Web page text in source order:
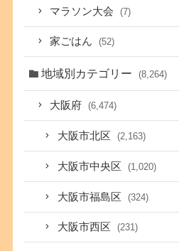
マラソン大会 (7)
家ごはん (52)
地域別カテゴリー (8,264)
大阪府 (6,474)
大阪市北区 (2,163)
大阪市中央区 (1,020)
大阪市福島区 (324)
大阪市西区 (231)